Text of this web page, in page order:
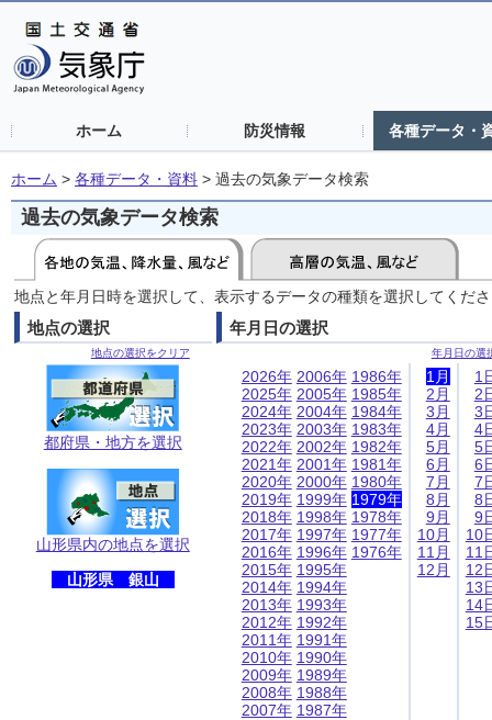
ホーム 防災情報 各種データ・
ホーム > 各種データ・資料 > 過去の気象データ検索
過去の気象データ検索
地点と年月日時を選択して、表示するデータの種類を選択してくだ
地点の選択
地点の選択をクリア
都府県・地方を選択
山形県内の地点を選択
山形県 銀山
年月日の選択
年月日の選
2026年
2025年
2024年
2023年
2022年
2021年
2020年
2019年
2018年
2017年
2016年
2015年
2014年
2013年
2012年
2011年
2010年
2009年
2008年
2007年
2006年
2005年
2004年
2003年
2002年
2001年
2000年
1999年
1998年
1997年
1996年
1995年
1994年
1993年
1992年
1991年
1990年
1989年
1988年
1987年
1986年
1985年
1984年
1983年
1982年
1981年
1980年
1979年
1978年
1977年
1976年
1月
2月
3月
4月
5月
6月
7月
8月
9月
10月
11月
12月
1
2
3
4
5
6
7
8
9
10
11
12
13
14
15